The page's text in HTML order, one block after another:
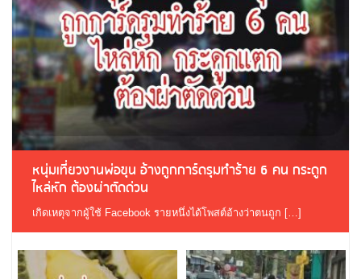
หนุ่มเที่ยวงานพ่อขุน อ้างถูกการ์ดรุมทำร้าย 6 คน กระดูก
ไหล่หัก ต้องผ่าตัดด่วน
เกิดเหตุจากผู้ใช้ Facebook รายหนึ่งได้โพสต์อ้างว่าตนถูก […]